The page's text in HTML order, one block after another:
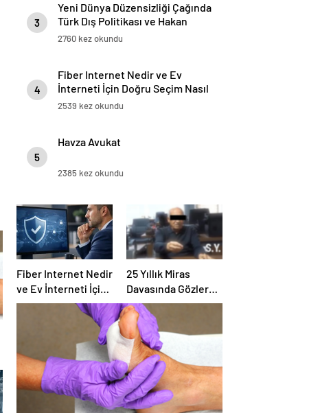
3
Yeni Dünya Düzensizliği Çağında
Türk Dış Politikası ve Hakan
Fidan Faktörü
2760 kez okundu
4
Fiber Internet Nedir ve Ev
İnterneti İçin Doğru Seçim Nasıl
Yapılır
2539 kez okundu
5
Havza Avukat
2385 kez okundu
Fiber Internet Nedir
ve Ev İnterneti İçin
Doğru Seçim Nasıl
25 Yıllık Miras
Davasında Gözler
Temmuz Ayındaki
Karar Duruşmasına
Çevrildi